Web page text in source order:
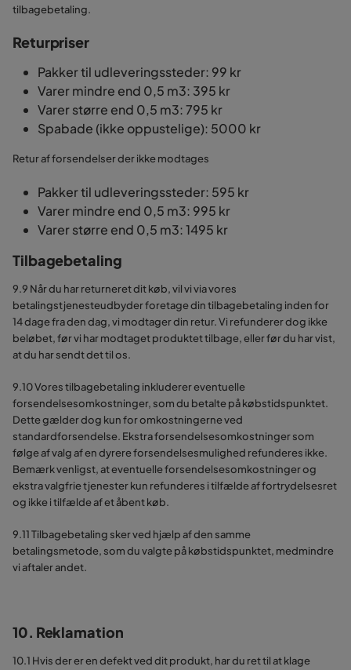
tilbagebetaling.
Returpriser
Pakker til udleveringssteder: 99 kr
Varer mindre end 0,5 m3: 395 kr
Varer større end 0,5 m3: 795 kr
Spabade (ikke oppustelige): 5000 kr
Retur af forsendelser der ikke modtages
Pakker til udleveringssteder: 595 kr
Varer mindre end 0,5 m3: 995 kr
Varer større end 0,5 m3: 1495 kr
Tilbagebetaling
9.9 Når du har returneret dit køb, vil vi via vores
betalingstjenesteudbyder foretage din tilbagebetaling inden for
14 dage fra den dag, vi modtager din retur. Vi refunderer dog ikke
beløbet, før vi har modtaget produktet tilbage, eller før du har vist,
at du har sendt det til os.
9.10 Vores tilbagebetaling inkluderer eventuelle
forsendelsesomkostninger, som du betalte på købstidspunktet.
Dette gælder dog kun for omkostningerne ved
standardforsendelse. Ekstra forsendelsesomkostninger som
følge af valg af en dyrere forsendelsesmulighed refunderes ikke.
Bemærk venligst, at eventuelle forsendelsesomkostninger og
ekstra valgfrie tjenester kun refunderes i tilfælde af fortrydelsesret
og ikke i tilfælde af et åbent køb.
9.11 Tilbagebetaling sker ved hjælp af den samme
betalingsmetode, som du valgte på købstidspunktet, medmindre
vi aftaler andet.
10. Reklamation
10.1 Hvis der er en defekt ved dit produkt, har du ret til at klage